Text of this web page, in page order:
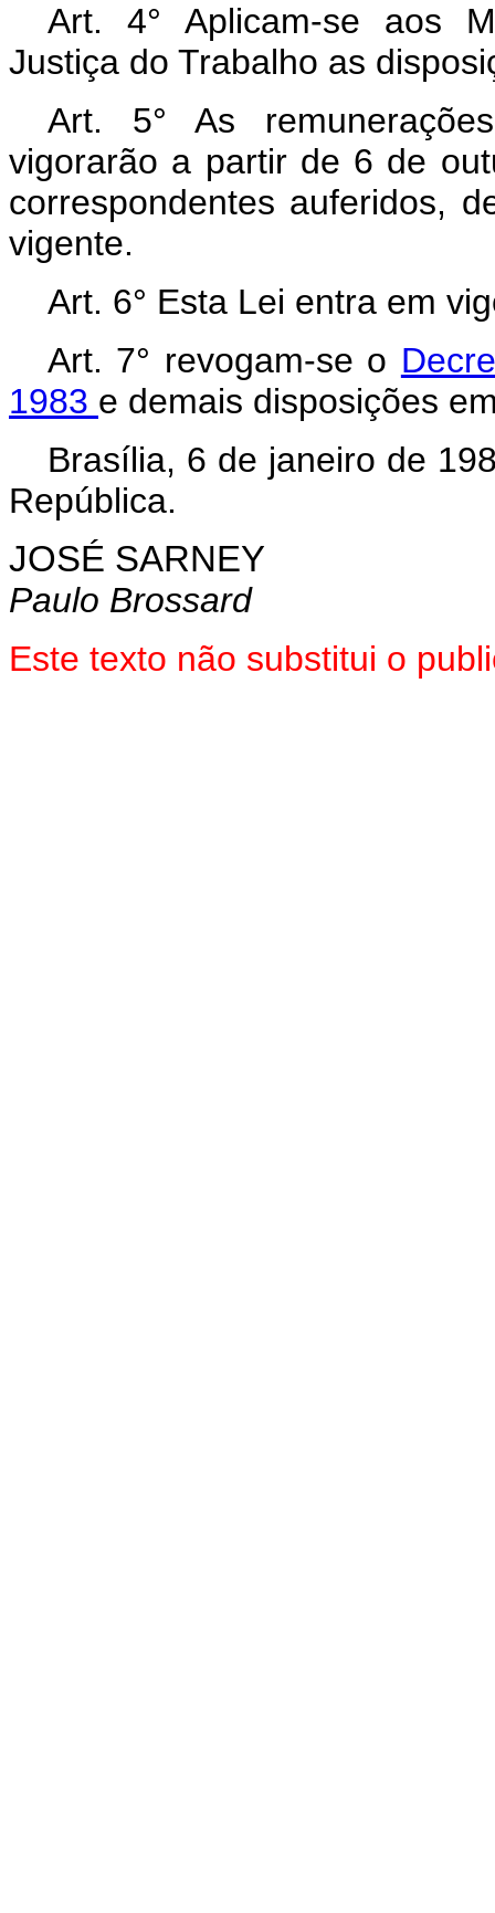
Art. 4° Aplicam-se aos
Justiça do Trabalho as
Art. 5° As
vigorarão a partir de 6 de
correspondentes auferidos,
vigente.
Art. 6° Esta Lei entra em
Art. 7° revogam-se o
1983 e demais disposições
Brasília, 6 de janeiro de
República.
JOSÉ SARNEY
Paulo Brossard
Este texto não substitui o